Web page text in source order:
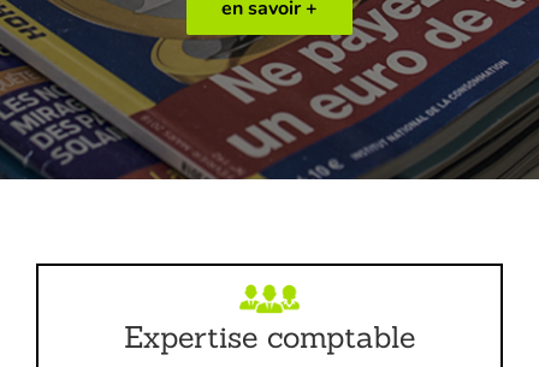
en savoir +
Expertise comptable